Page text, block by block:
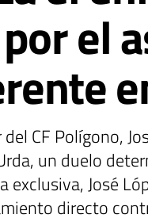
el
CF Polígono,
un duelo
exclusiva, José
directo